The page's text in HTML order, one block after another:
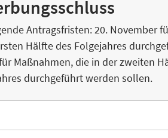
Antragsfristen: 20. November
Hälfte des Folgejahres
Maßnahmen, die in der zweiten
durchgeführt werden sollen.